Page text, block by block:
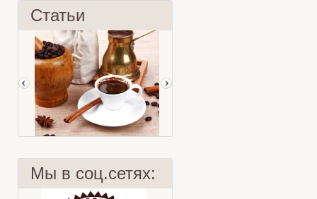
Статьи
Мы в соц.сетях: